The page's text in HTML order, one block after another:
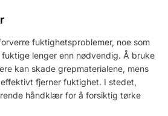
fuktighetsproblemer, noe som
lenger enn nødvendig. Å bruke
kan skade grepmaterialene, mens
fjerner fuktighet. I stedet,
håndklær for å forsiktig tørke